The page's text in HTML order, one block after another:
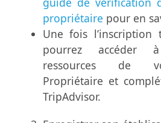
propriétaire pour en
Une fois l’inscription
pourrez accéder
ressources de
Propriétaire et
TripAdvisor.